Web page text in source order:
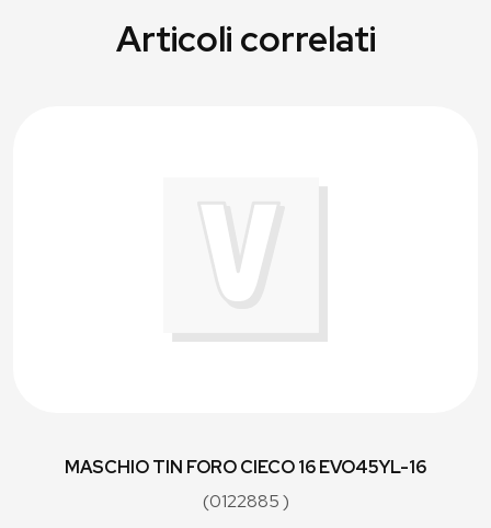
Articoli correlati
MASCHIO TIN FORO CIECO 16 EVO45YL-16
(0122885 )